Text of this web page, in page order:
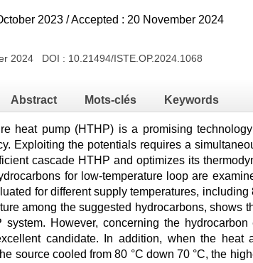
2023 / Accepted : 20 November 2024
2024 DOI : 10.21494/ISTE.OP.2024.1068
Abstract Mots-clés Keywords
heat pump (HTHP) is a promising
Exploiting the potentials requires a
cascade HTHP and optimizes its
for low-temperature loop are
for different supply temperatures,
among the suggested hydrocarbons, shows
system. However, concerning the
candidate. In addition, when the
source cooled from 80 °C down 70 °C, the